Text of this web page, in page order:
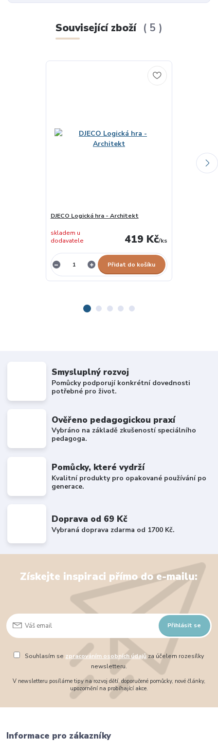
Související zboží 5
DJECO Logická hra - Architekt
419 Kč/ks
skladem u
dodavatele
Přidat do košíku
Smysluplný rozvoj
Pomůcky podporují konkrétní dovednosti
potřebné pro život.
Ověřeno pedagogickou praxí
Vybráno na základě zkušeností speciálního
pedagoga.
Pomůcky, které vydrží
Kvalitní produkty pro opakované používání po
generace.
Doprava od 69 Kč
Vybraná doprava zdarma od 1700 Kč.
Získejte inspiraci přímo do e-mailu:
Přihlásit se
Souhlasím se zpracováním osobních údajůza účelem rozesílky
newsletteru.
V newsletteru posíláme tipy na rozvoj dětí, doporučené pomůcky, nové články,
upozornění na probíhající akce.
Informace pro zákazníky